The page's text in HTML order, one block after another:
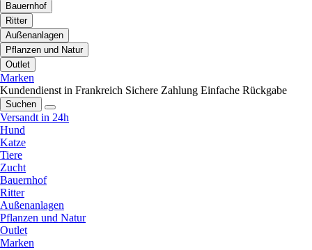
Bauernhof
Ritter
Außenanlagen
Pflanzen und Natur
Outlet
Marken
Kundendienst in Frankreich Sichere Zahlung Einfache Rückgabe
Suchen
Versandt in 24h
Hund
Katze
Tiere
Zucht
Bauernhof
Ritter
Außenanlagen
Pflanzen und Natur
Outlet
Marken